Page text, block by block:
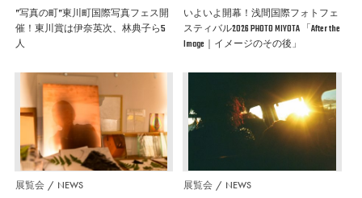
”写真の町”東川町国際写真フェス開
催！東川賞は伊奈英次、林典子ら5
人
いよいよ開幕！浅間国際フォトフェ
スティバル2026 PHOTO MIYOTA 「After the
Image｜イメージのその後」
展覧会 NEWS 展覧会 NEWS